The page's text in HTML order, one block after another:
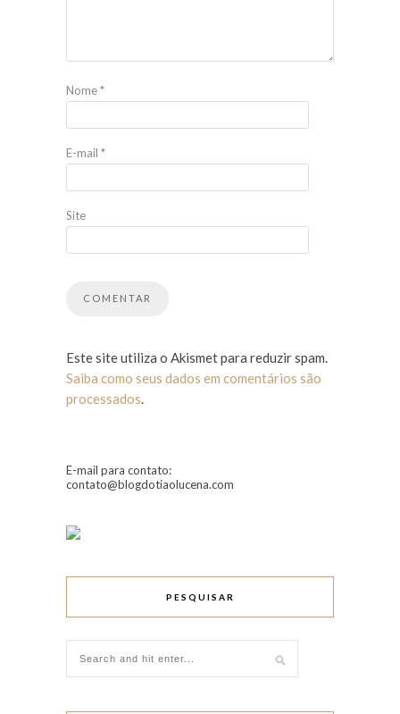
Nome*
E-mail *
Site
Este site utiliza o Akismet para reduzir spam.
Saiba como seus dados em comentários são
processados.
E-mail para contato:
contato@blogdotiaolucena.com
PESQUISAR